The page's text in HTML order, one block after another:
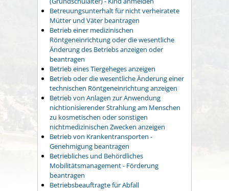
Betreuungsunterhalt für nicht verheiratete
Mütter und Väter beantragen
Betrieb einer medizinischen
Röntgeneinrichtung oder die wesentliche
Änderung des Betriebs anzeigen oder
beantragen
Betrieb eines Tiergeheges anzeigen
Betrieb oder die wesentliche Änderung einer
technischen Röntgeneinrichtung anzeigen
Betrieb von Anlagen zur Anwendung
nichtionisierender Strahlung am Menschen
zu kosmetischen oder sonstigen
nichtmedizinischen Zwecken anzeigen
Betrieb von Krankentransporten -
Genehmigung beantragen
Betriebliches und Behördliches
Mobilitätsmanagement - Förderung
beantragen
Betriebsbeauftragte für Abfall